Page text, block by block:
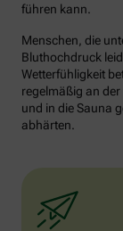
führen kann.
Menschen, die
Bluthochdruck
Wetterfühligkeit
regelmäßig an
und in die Sauna
abhärten.